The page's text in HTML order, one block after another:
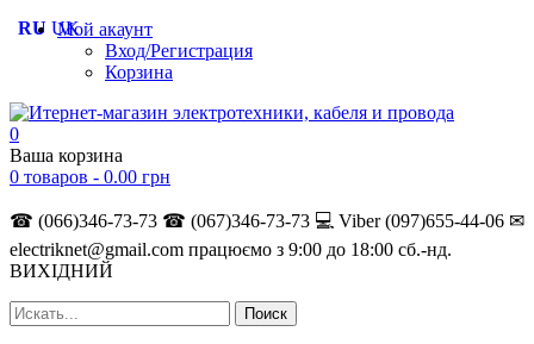
Мой акаунт
Вход/Регистрация
Корзина
0
Ваша корзина
0 товаров - 0.00 грн
☎ (066)346-73-73 ☎ (067)346-73-73 💻 Viber (097)655-44-06 ✉
electriknet@gmail.com працюємо з 9:00 до 18:00 сб.-нд.
ВИХІДНИЙ
RU UK